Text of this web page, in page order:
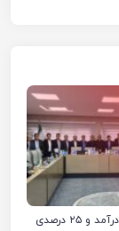
رشد ۴۹ درصدی درآمد و ۲۵ درصدی